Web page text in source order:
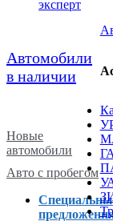
в наличии
автомобили
Авто с пробегом